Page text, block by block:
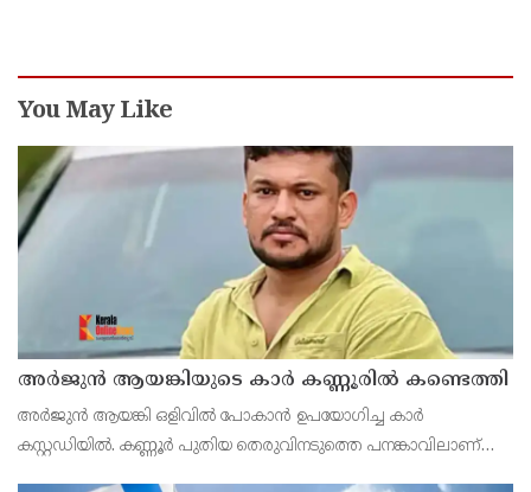
You May Like
അർജുൻ ആയങ്കിയുടെ കാർ കണ്ണൂരിൽ കണ്ടെത്തി
അർജുൻ ആയങ്കി ഒളിവിൽ പോകാൻ ഉപയോഗിച്ച കാർ
കസ്റ്റഡിയിൽ. കണ്ണൂർ പുതിയ തെരുവിനടുത്തെ പനങ്കാവിലാണ്